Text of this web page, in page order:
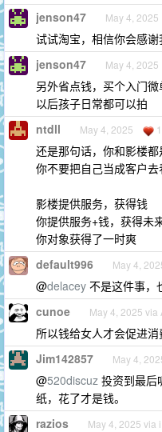
jenson47 May 4, 2025
试试淘宝，相信你会感谢
jenson47 May 4, 2025
另外省点钱，买个入门微
以后孩子日常都可以拍
ntdll May 4, 2025 1
还是那句话，你和影楼都
你不要把自己当成客户去
影楼提供服务，获得钱
你提供服务+钱，获得未
你对象获得了一时爽
default996 May 4,
@delacey 不是这件事，
cunoe May 4, 2025 via
所以钱给女人才会促进消
Jim142857 May 4,
@520discuz 投资到最后
纸，花了才是钱。
razios May 4, 2025 via